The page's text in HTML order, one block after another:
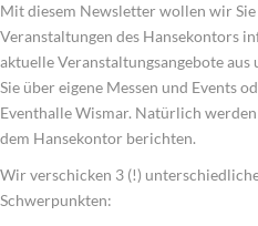
Mit diesem Newsletter wollen wir
Veranstaltungen des Hansekontors
aktuelle Veranstaltungsangebote
Sie über eigene Messen und Events
Eventhalle Wismar. Natürlich
dem Hansekontor berichten.
Wir verschicken 3 (!)
Schwerpunkten: